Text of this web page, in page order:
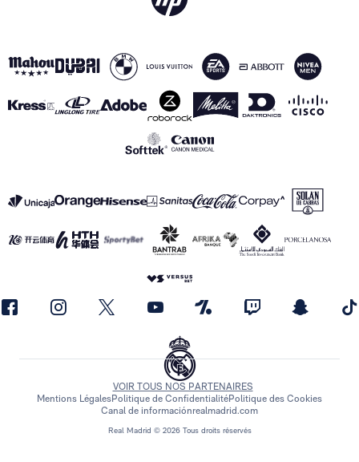
Real Madrid © 2026 Tous droits réservés
VOIR TOUS NOS PARTENAIRES
Mentions LégalesPolitique de ConfidentialitéPolitique des Cookies
Canal de informaciónrealmadrid.com